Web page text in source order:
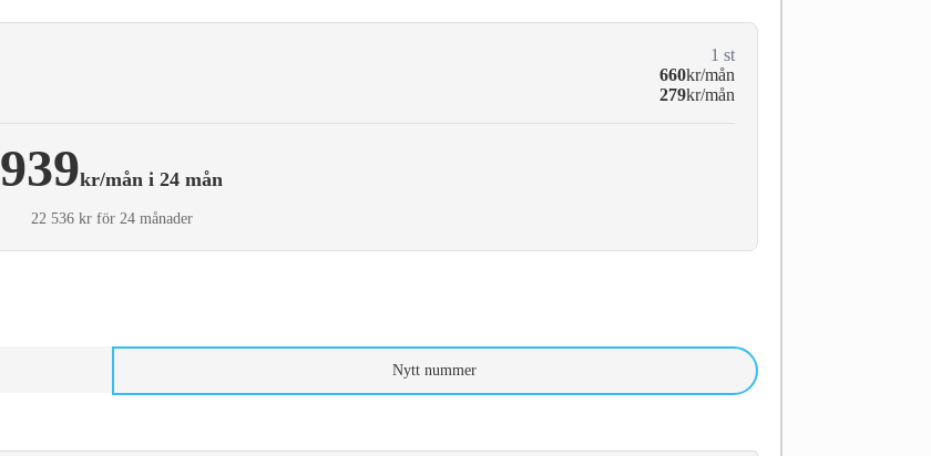
1 st
660kr/mån
279kr/mån
939kr/mån i 24 mån
22 536 kr för 24 månader
Nytt nummer